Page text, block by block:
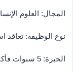
المجال: العلوم
نوع الوظيفة: تعاقد
الخبرة: 5 سنوات فأكثر